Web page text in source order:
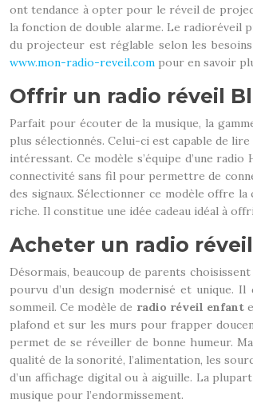
ont tendance à opter pour le réveil de
la fonction de double alarme. Le radioréveil
du projecteur est réglable selon les
www.mon-radio-reveil.com pour en savoir
Offrir un radio réveil
Parfait pour écouter de la musique, la
plus sélectionnés. Celui-ci est capable de
intéressant. Ce modèle s’équipe d’une
connectivité sans fil pour permettre de
des signaux. Sélectionner ce modèle offre
riche. Il constitue une idée cadeau idéal à
Acheter un radio
Désormais, beaucoup de parents
pourvu d’un design modernisé et unique.
sommeil. Ce modèle de radio réveil enfant
plafond et sur les murs pour frapper
permet de se réveiller de bonne humeur.
qualité de la sonorité, l’alimentation, les
d’un affichage digital ou à aiguille. La
musique pour l’endormissement.